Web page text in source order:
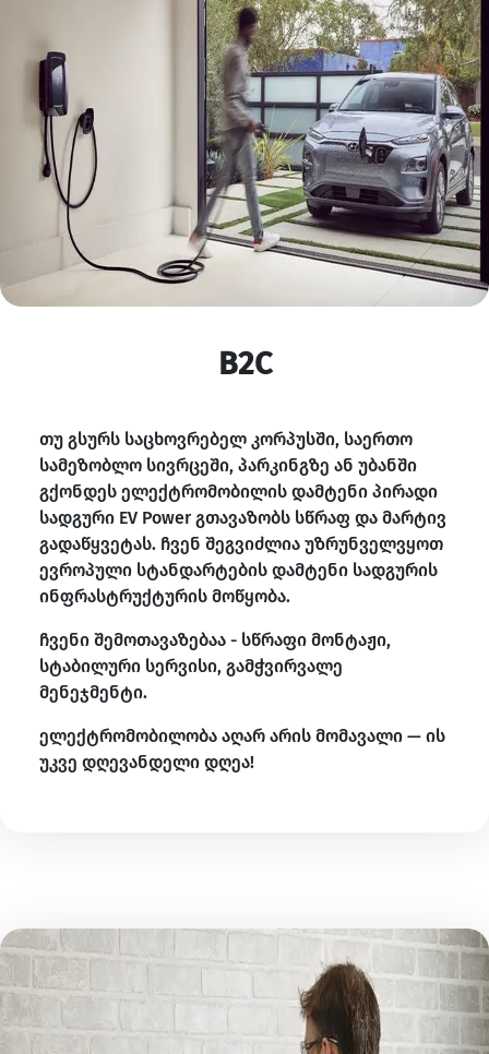
B2C
თუ გსურს საცხოვრებელ კორპუსში, საერთო
სამეზობლო სივრცეში, პარკინგზე ან უბანში
გქონდეს ელექტრომობილის დამტენი პირადი
სადგური EV Power გთავაზობს სწრაფ და მარტივ
გადაწყვეტას. ჩვენ შეგვიძლია უზრუნველვყოთ
ევროპული სტანდარტების დამტენი სადგურის
ინფრასტრუქტურის მოწყობა.
ჩვენი შემოთავაზებაა - სწრაფი მონტაჟი,
სტაბილური სერვისი, გამჭვირვალე
მენეჯმენტი.
ელექტრომობილობა აღარ არის მომავალი — ის
უკვე დღევანდელი დღეა!